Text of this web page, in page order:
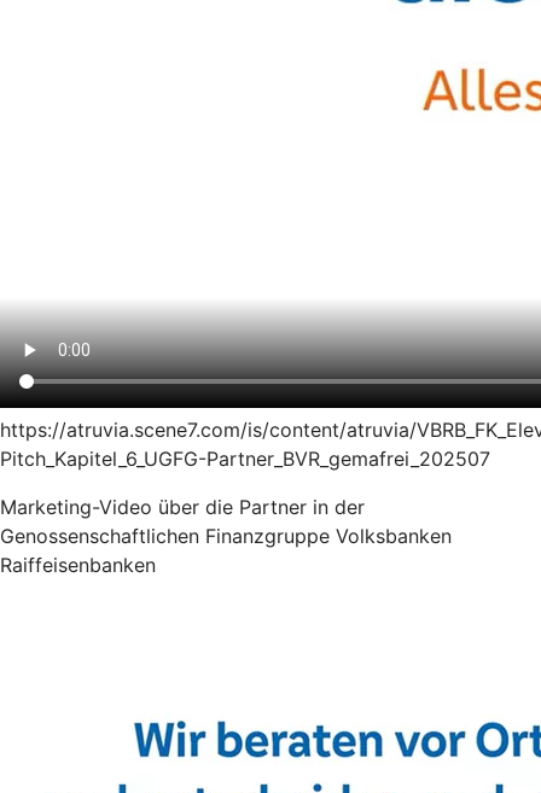
https://atruvia.scene7.com/is/content/atruvia/
Pitch_Kapitel_6_UGFG-Partner_BVR_gemafrei_202507
Marketing-Video über die Partner in der
Genossenschaftlichen Finanzgruppe Volksbanken
Raiffeisenbanken